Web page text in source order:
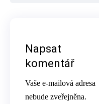
Napsat
komentář
Vaše e-mailová adresa
nebude zveřejněna.